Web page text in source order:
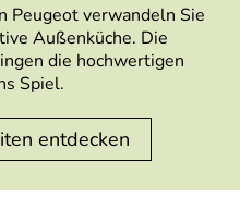
Peugeot verwandeln Sie
Außenküche. Die
die hochwertigen
Spiel.
entdecken